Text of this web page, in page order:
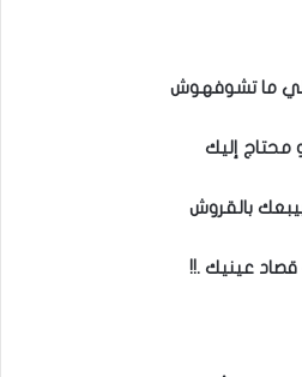
ما تشوفهوش
محتاج إليك
بالقروش
قصاد عينيك .!!